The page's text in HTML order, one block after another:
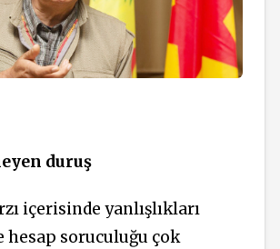
duruş
içerisinde yanlışlıkları
hesap soruculuğu çok